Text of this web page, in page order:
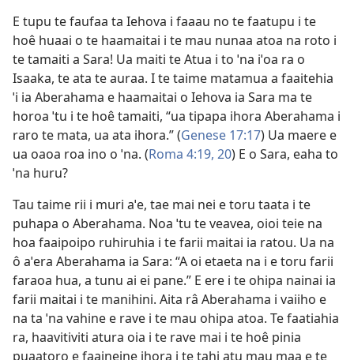
E tupu te faufaa ta Iehova i faaau no te faatupu i te
hoê huaai o te haamaitai i te mau nunaa atoa na roto i
te tamaiti a Sara! Ua maiti te Atua i to ˈna iˈoa ra o
Isaaka, te ata te auraa. I te taime matamua a faaitehia
ˈi ia Aberahama e haamaitai o Iehova ia Sara ma te
horoa ˈtu i te hoê tamaiti, “ua tipapa ihora Aberahama i
raro te mata, ua ata ihora.” (Genese 17:17) Ua maere e
ua oaoa roa ino o ˈna. (Roma 4:19, 20) E o Sara, eaha to
ˈna huru?
Tau taime rii i muri aˈe, tae mai nei e toru taata i te
puhapa o Aberahama. Noa ˈtu te veavea, oioi teie na
hoa faaipoipo ruhiruhia i te farii maitai ia ratou. Ua na
ô aˈera Aberahama ia Sara: “A oi etaeta na i e toru farii
faraoa hua, a tunu ai ei pane.” E ere i te ohipa nainai ia
farii maitai i te manihini. Aita râ Aberahama i vaiiho e
na ta ˈna vahine e rave i te mau ohipa atoa. Te faatiahia
ra, haavitiviti atura oia i te rave mai i te hoê pinia
puaatoro e faaineine ihora i te tahi atu mau maa e te